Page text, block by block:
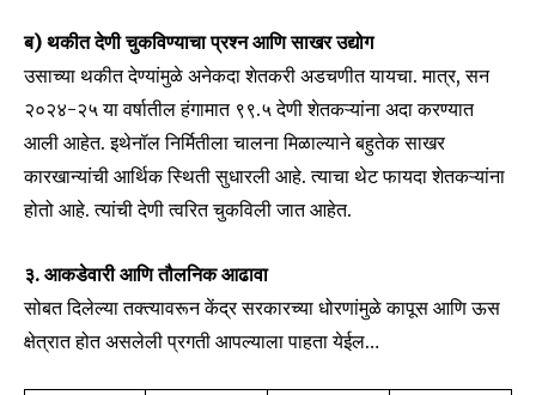
ब) थकीत देणी चुकविण्याचा प्रश्न आणि साखर उद्योग
उसाच्या थकीत देण्यांमुळे अनेकदा शेतकरी अडचणीत यायचा. मात्र, सन
२०२४-२५ या वर्षातील हंगामात ९९.५ देणी शेतकऱ्यांना अदा करण्यात
आली आहेत. इथेनॉल निर्मितीला चालना मिळाल्याने बहुतेक साखर
कारखान्यांची आर्थिक स्थिती सुधारली आहे. त्याचा थेट फायदा शेतकऱ्यांना
होतो आहे. त्यांची देणी त्वरित चुकविली जात आहेत.
३. आकडेवारी आणि तौलनिक आढावा
सोबत दिलेल्या तक्त्यावरून केंद्र सरकारच्या धोरणांमुळे कापूस आणि ऊस
क्षेत्रात होत असलेली प्रगती आपल्याला पाहता येईल…